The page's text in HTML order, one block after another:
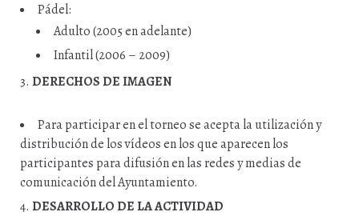
Pádel:
Adulto (2005 en adelante)
Infantil (2006 – 2009)
DERECHOS DE IMAGEN
Para participar en el torneo se acepta la utilización y
distribución de los vídeos en los que aparecen los
participantes para difusión en las redes y medias de
comunicación del Ayuntamiento.
DESARROLLO DE LA ACTIVIDAD